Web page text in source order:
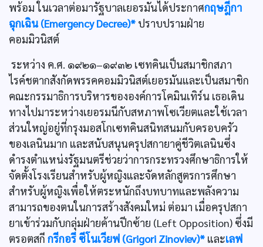
พร้อม ในเวลาต่อมารัฐบาลเยอรมันได้ประกาศกฤษฎีกา
ฉุกเฉิน (Emergency Decree)* ปราบปรามฝ่าย
คอมมิวนิสต์
ระหว่าง ค.ศ. ๑๙๒๑–๑๙๓๒ เซทคินเป็นสมาชิกสภา
ไรค์ชตากสังกัดพรรคคอมมิวนิสต์เยอรมันและเป็นสมาชิก
คณะกรรมาธิการบริหารขององค์การโคมินเทิร์น เธอเดิน
ทางไปมาระหว่างเยอรมนีกับสหภาพโซเวียตและใช้เวลา
ส่วนใหญ่อยู่ที่กรุงมอสโกเซทคินสนิทสนมกับครอบครัว
ของเลนินมาก และสนับสนุนครุปสกายาคู่ชีวิตเลนินซึ่ง
ดำรงตำแหน่งรัฐมนตรีช่วยว่าการกระทรวงศึกษาธิการให้
จัดตั้งโรงเรียนสำหรับผู้หญิงและจัดหลักสูตรการศึกษา
สำหรับผู้หญิงเพื่อให้ตระหนักถึงบทบาทและพลังความ
สามารถของตนในการสร้างสังคมใหม่ ต่อมา เมื่อครุปสกา
ยาเข้าร่วมกับกลุ่มฝ่ายค้านปีกซ้าย (Left Opposition) ซึ่งมี
ตรอตสกี กรีกอรี ซีโนเวียฟ (Grigori Zinoviev)* และเลฟ